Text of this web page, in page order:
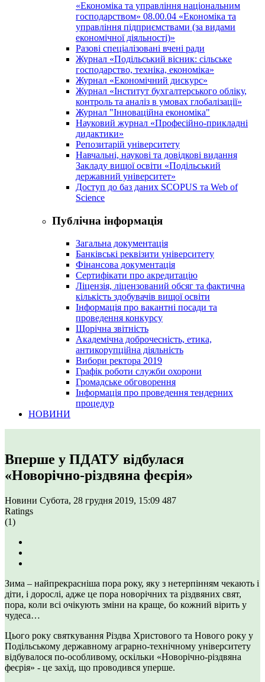
«Економіка та управління національним
господарством» 08.00.04 «Економіка та
управління підприємствами (за видами
економічної діяльності)»
Разові спеціалізовані вчені ради
Журнал «Подільський вісник: сільське
господарство, техніка, економіка»
Журнал «Економічний дискурс»
Журнал «Інститут бухгалтерського обліку,
контроль та аналіз в умовах глобалізації»
Журнал "Інноваційна економіка"
Науковий журнал «Професійно-прикладні
дидактики»
Репозитарій університету
Навчальні, наукові та довідкові видання
Закладу вищої освіти «Подільський
державний університет»
Доступ до баз даних SCOPUS та Web of
Science
Публічна інформація
Загальна документація
Банківські реквізити університету
Фінансова документація
Сертифікати про акредитацію
Ліцензія, ліцензований обсяг та фактична
кількість здобувачів вищої освіти
Інформація про вакантні посади та
проведення конкурсу
Щорічна звітність
Академічна доброчесність, етика,
антикорупційна діяльність
Вибори ректора 2019
Графік роботи служби охорони
Громадське обговорення
Інформація про проведення тендерних
процедур
НОВИНИ
Вперше у ПДАТУ відбулася
«Новорічно-різдвяна феєрія»
Новини Субота, 28 грудня 2019, 15:09 487
Ratings
(1)
Зима – найпрекрасніша пора року, яку з нетерпінням чекають і
діти, і дорослі, адже це пора новорічних та різдвяних свят,
пора, коли всі очікують зміни на краще, бо кожний вірить у
чудеса…
Цього року святкування Різдва Христового та Нового року у
Подільському державному аграрно-технічному університету
відбувалося по-особливому, оскільки «Новорічно-різдвяна
феєрія» - це захід, що проводився уперше.